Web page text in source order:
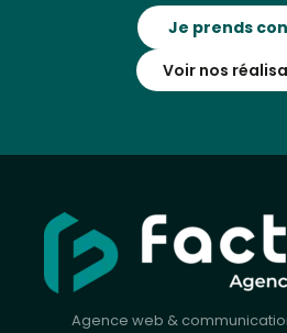
Je prends
Voir nos
Agence web &